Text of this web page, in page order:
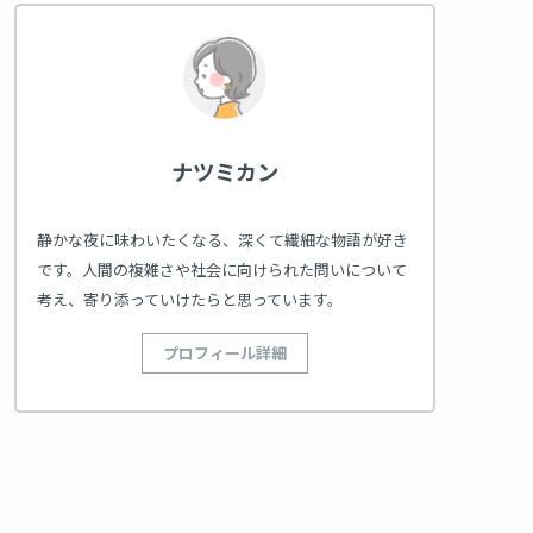
ナツミカン
静かな夜に味わいたくなる、深くて繊細な物語が好き
です。人間の複雑さや社会に向けられた問いについて
考え、寄り添っていけたらと思っています。
プロフィール詳細